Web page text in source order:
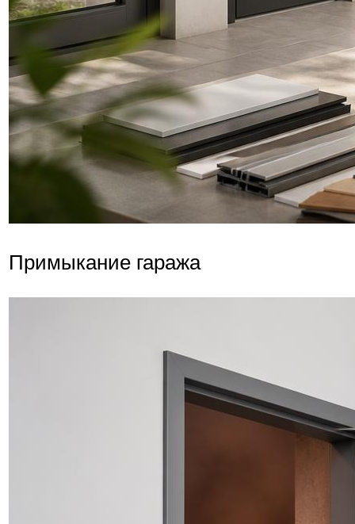
Примыкание гаража